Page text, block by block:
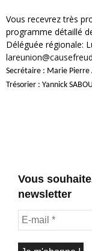
Vous recevrez très
programme détaillé
Déléguée régionale:
Secrétaire : Marie Pierre
Trésorier : Yannick
Vous
newsletter